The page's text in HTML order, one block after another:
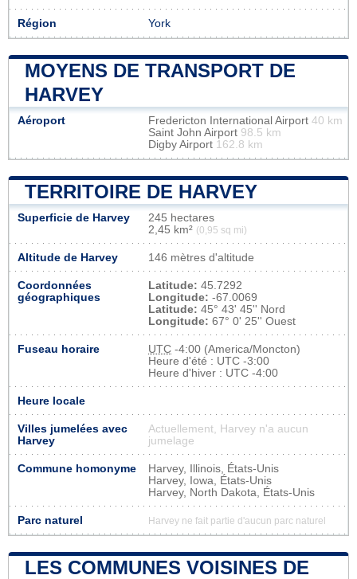
Région York
MOYENS DE TRANSPORT DE
HARVEY
Aéroport Fredericton International Airport 40 km
Saint John Airport 98.5 km
Digby Airport 162.8 km
TERRITOIRE DE HARVEY
Superficie de Harvey
245 hectares
2,45 km² (0,95 sq mi)
Altitude de Harvey 146 mètres d'altitude
Coordonnées
géographiques
Latitude: 45.7292
Longitude: -67.0069
Latitude: 45° 43' 45'' Nord
Longitude: 67° 0' 25'' Ouest
Fuseau horaire UTC -4:00 (America/Moncton)
Heure d'été : UTC -3:00
Heure d'hiver : UTC -4:00
Heure locale
Villes jumelées avec
Harvey
Actuellement, Harvey n'a aucun
jumelage
Commune homonyme
Harvey, Illinois, États-Unis
Harvey, Iowa, États-Unis
Harvey, North Dakota, États-Unis
Parc naturel Harvey ne fait partie d'aucun parc naturel
LES COMMUNES VOISINES DE